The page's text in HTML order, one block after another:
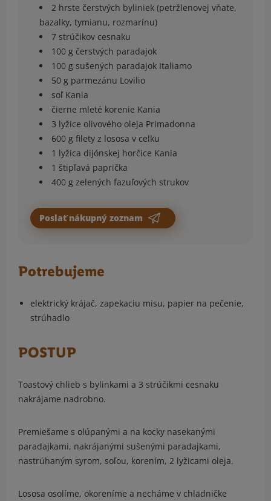
2 hrste čerstvých byliniek (petržlenovej vňate,
bazalky, tymianu, rozmarínu)
7 strúčikov cesnaku
100 g čerstvých paradajok
100 g sušených paradajok Italiamo
50 g parmezánu Lovilio
soľ Kania
čierne mleté korenie Kania
3 lyžice olivového oleja Primadonna
600 g filety z lososa v celku
1 lyžica dijónskej horčice Kania
1 štipľavá paprička
400 g zelených fazuľových strukov
Poslať nákupný zoznam
Potrebujeme
elektrický krájač, zapekaciu misu, papier na pečenie,
strúhadlo
POSTUP
Toastový chlieb s bylinkami a 3 strúčikmi cesnaku
nakrájame nadrobno.
Premiešame s olúpanými a na kocky nasekanými
paradajkami, nakrájanými sušenými paradajkami,
nastrúhaným syrom, soľou, korením, 2 lyžicami oleja.
Lososa osolíme, okoreníme a necháme v chladničke